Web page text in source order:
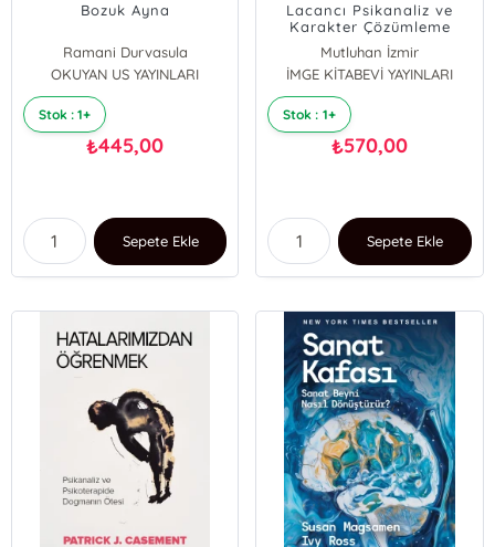
Bozuk Ayna
Ramani Durvasula
OKUYAN US YAYINLARI
Stok : 1+
₺445,00
Sepete Ekle
Lacancı Psikanaliz ve
Karakter Çözümleme
Mutluhan İzmir
İMGE KİTABEVİ YAYINLARI
Stok : 1+
₺570,00
Sepete Ekle